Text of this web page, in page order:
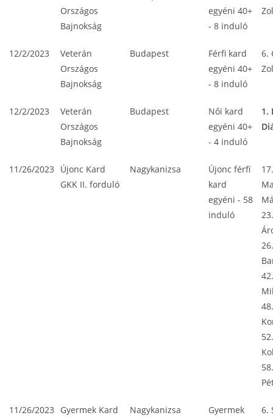
Országos
Bajnokság
egyéni 40+
- 8 induló
12/2/2023
Veterán
Országos
Bajnokság
Budapest
Férfi kard
egyéni 40+
- 8 induló
6.
12/2/2023
Veterán
Országos
Bajnokság
Budapest
Női kard
egyéni 40+
- 4 induló
1.
11/26/2023
Újonc Kard
GKK II. forduló
Nagykanizsa
Újonc férfi
kard
egyéni - 58
induló
17.
11/26/2023
Gyermek Kard
Nagykanizsa
Gyermek
6.